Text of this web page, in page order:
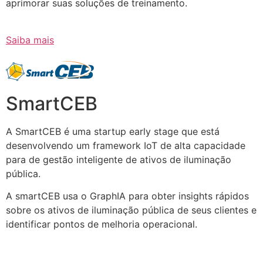
aprimorar suas soluções de treinamento.
Saiba mais
SmartCEB
A SmartCEB é uma startup early stage que está
desenvolvendo um framework IoT de alta capacidade
para de gestão inteligente de ativos de iluminação
pública.
A smartCEB usa o GraphIA para obter insights rápidos
sobre os ativos de iluminação pública de seus clientes e
identificar pontos de melhoria operacional.